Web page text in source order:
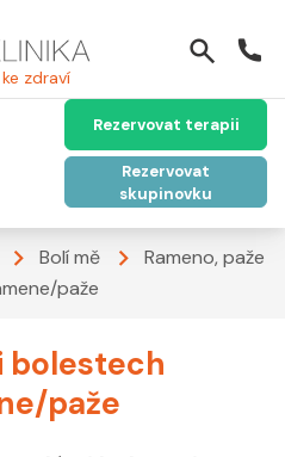
zdraví
Rezervovat terapii
Rezervovat
skupinovku
Bolí mě
Rameno, paže
paže
bolestech
paže